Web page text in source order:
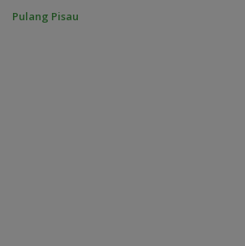
Pulang Pisau